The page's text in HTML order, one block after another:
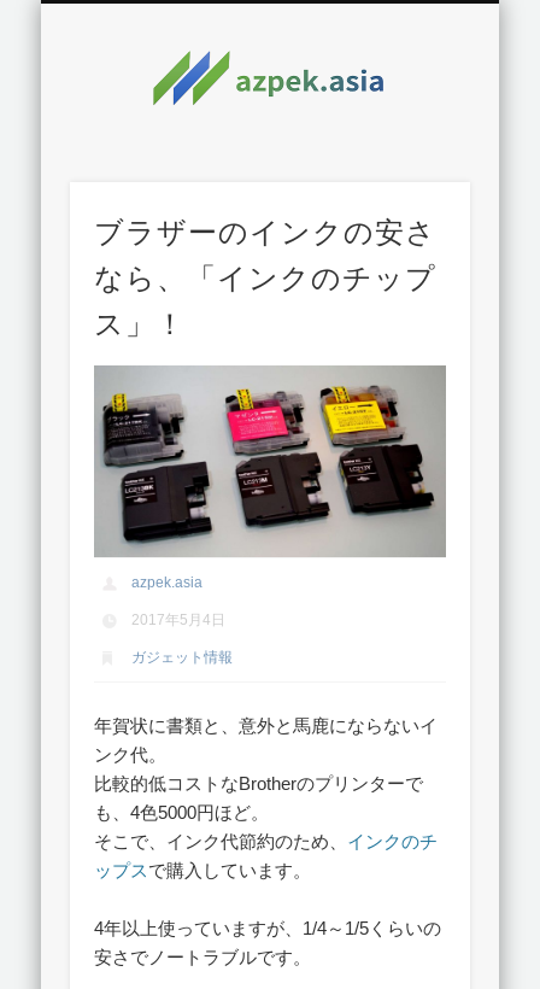
ブラザーのインクの安さ
なら、「インクのチップ
ス」！
azpek.asia
2017年5月4日
ガジェット情報
年賀状に書類と、意外と馬鹿にならないイ
ンク代。
比較的低コストなBrotherのプリンターで
も、4色5000円ほど。
そこで、インク代節約のため、 インクのチ
ップスで購入しています。
4年以上使っていますが、1/4～1/5くらいの
安さでノートラブルです。